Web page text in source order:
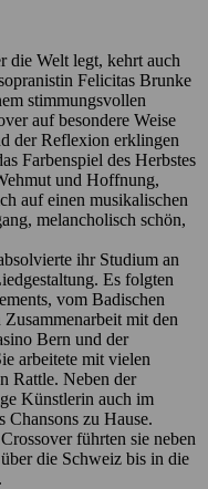
die Welt legt, kehrt auch
Felicitas Brunke
stimmungsvollen
auf besondere Weise
der Reflexion erklingen
Farbenspiel des Herbstes
und Hoffnung,
auf einen musikalischen
melancholisch schön,
ihr Studium an
Es folgten
vom Badischen
mit den
Bern und der
arbeitete mit vielen
Rattle. Neben der
Künstlerin auch im
Chansons zu Hause.
führten sie neben
die Schweiz bis in die